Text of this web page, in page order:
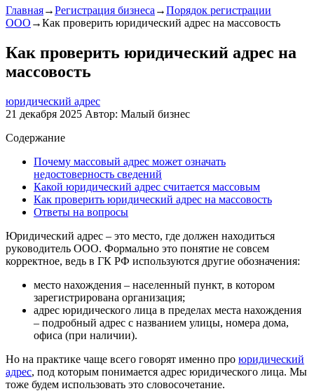
Главная→Регистрация бизнеса →Порядок регистрации
ООО →Как проверить юридический адрес на массовость
Как проверить юридический адрес на
массовость
юридический адрес
21 декабря 2025 Автор: Малый бизнес
Содержание
Почему массовый адрес может означать
недостоверность сведений
Какой юридический адрес считается массовым
Как проверить юридический адрес на массовость
Ответы на вопросы
Юридический адрес – это место, где должен находиться
руководитель ООО. Формально это понятие не совсем
корректное, ведь в ГК РФ используются другие обозначения:
место нахождения – населенный пункт, в котором
зарегистрирована организация;
адрес юридического лица в пределах места нахождения
– подробный адрес с названием улицы, номера дома,
офиса (при наличии).
Но на практике чаще всего говорят именно про юридический
адрес, под которым понимается адрес юридического лица. Мы
тоже будем использовать это словосочетание.